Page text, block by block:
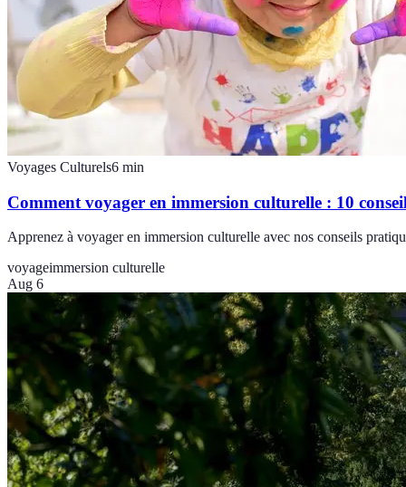
Voyages Culturels6 min
Comment voyager en immersion culturelle : 10
Apprenez à voyager en immersion culturelle avec nos conseils
voyageimmersion culturelle
Aug 6